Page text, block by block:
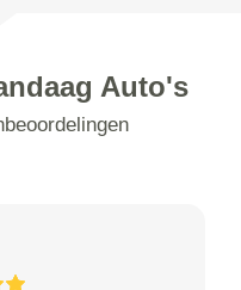
Auto's